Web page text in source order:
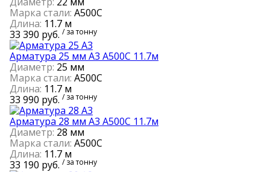
Марка стали: А500С
Длина: 11.7 м
33 390 руб. / за тонну
Арматура 25 мм А3 А500С 11.7м
Диаметр: 25 мм
Марка стали: А500С
Длина: 11.7 м
33 990 руб. / за тонну
Арматура 28 мм А3 А500С 11.7м
Диаметр: 28 мм
Марка стали: А500С
Длина: 11.7 м
33 190 руб. / за тонну